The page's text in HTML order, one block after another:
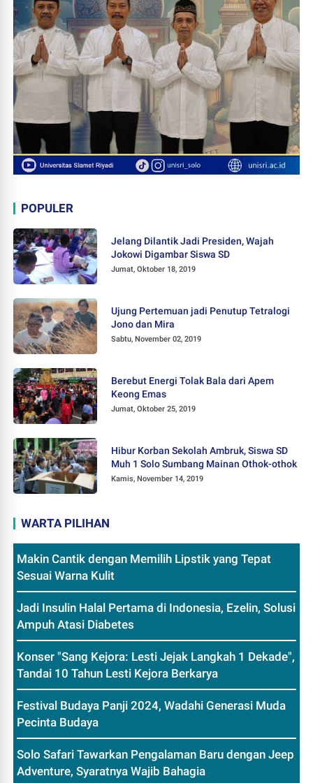
POPULER
Jelang Dilantik Jadi Presiden, Wajah
Jokowi Digambar Siswa SD
Jumat, Oktober 18, 2019
Ujung Pertemuan jadi Penutup Tetralogi
Jono dan Mira
Sabtu, November 02, 2019
Berebut Energi Tolak Bala dari Apem
Keong Emas
Jumat, Oktober 25, 2019
Hibur Korban Sekolah Ambruk, Siswa SD
Muh 1 Solo Sumbang Mainan Othok-othok
Kamis, November 14, 2019
WARTA PILIHAN
Makin Cantik dengan Memilih Lipstik yang Tepat
Sesuai Warna Kulit
Jadi Insulin Halal Pertama di Indonesia, Ezelin, Solusi
Ampuh Atasi Diabetes
Konser "Sang Kejora: Lesti Jejak Langkah 1 Dekade",
Tandai 10 Tahun Lesti Kejora Berkarya
Festival Budaya Panji 2024, Wadahi Generasi Muda
Pecinta Budaya
Solo Safari Tawarkan Pengalaman Baru dengan Jeep
Adventure, Syaratnya Wajib Bahagia